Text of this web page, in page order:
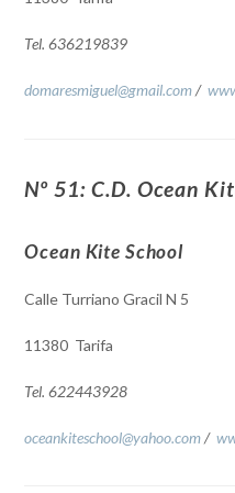
Tel. 636219839
domaresmiguel@gmail.com/
Nº 51: C.D. Ocean
Ocean Kite School
Calle Turriano Gracil N 5
11380 Tarifa
Tel. 622443928
oceankiteschool@yahoo.com/